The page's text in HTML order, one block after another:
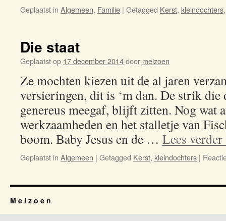
Geplaatst in Algemeen, Familie | Getagged Kerst, kleindochters
Die staat
Geplaatst op 17 december 2014door meizoen
Ze mochten kiezen uit de al jaren
versieringen, dit is ‘m dan. De strik die
genereus meegaf, blijft zitten. Nog wat
werkzaamheden en het stalletje van
boom. Baby Jesus en de … Lees verder
Geplaatst in Algemeen | Getagged Kerst, kleindochters |
M e i z o e n